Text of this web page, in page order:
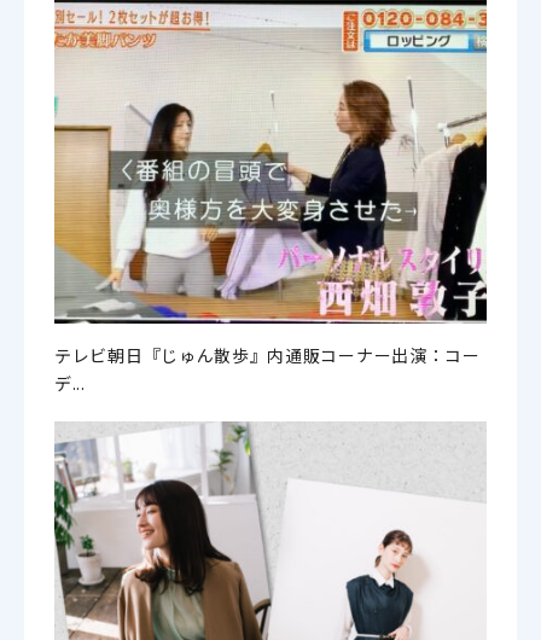
テレビ朝日『じゅん散歩』内通販コーナー出演：コー
デ...